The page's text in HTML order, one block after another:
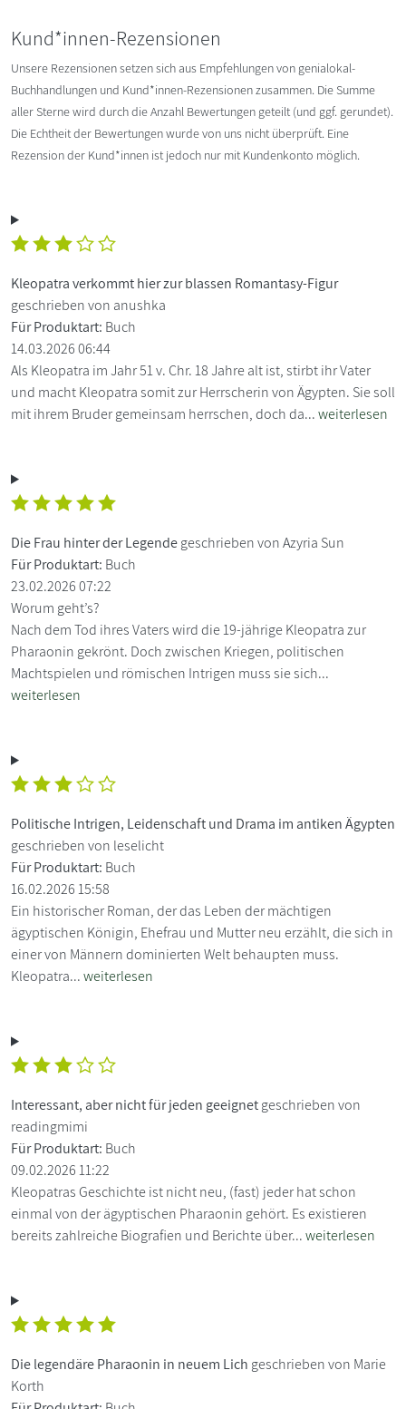
Kund*innen-Rezensionen
Unsere Rezensionen setzen sich aus Empfehlungen von genialokal-
Buchhandlungen und Kund*innen-Rezensionen zusammen. Die Summe
aller Sterne wird durch die Anzahl Bewertungen geteilt (und ggf. gerundet).
Die Echtheit der Bewertungen wurde von uns nicht überprüft. Eine
Rezension der Kund*innen ist jedoch nur mit Kundenkonto möglich.
Kleopatra verkommt hier zur blassen Romantasy-Figur
geschrieben von anushka
Für Produktart: Buch
14.03.2026 06:44
Als Kleopatra im Jahr 51 v. Chr. 18 Jahre alt ist, stirbt ihr Vater
und macht Kleopatra somit zur Herrscherin von Ägypten. Sie soll
mit ihrem Bruder gemeinsam herrschen, doch da...weiterlesen
Die Frau hinter der Legendegeschrieben von Azyria Sun
Für Produktart: Buch
23.02.2026 07:22
Worum geht’s?
Nach dem Tod ihres Vaters wird die 19-jährige Kleopatra zur
Pharaonin gekrönt. Doch zwischen Kriegen, politischen
Machtspielen und römischen Intrigen muss sie sich...
weiterlesen
Politische Intrigen, Leidenschaft und Drama im antiken Ägypten
geschrieben von leselicht
Für Produktart: Buch
16.02.2026 15:58
Ein historischer Roman, der das Leben der mächtigen
ägyptischen Königin, Ehefrau und Mutter neu erzählt, die sich in
einer von Männern dominierten Welt behaupten muss.
Kleopatra...weiterlesen
Interessant, aber nicht für jeden geeignetgeschrieben von
readingmimi
Für Produktart: Buch
09.02.2026 11:22
Kleopatras Geschichte ist nicht neu, (fast) jeder hat schon
einmal von der ägyptischen Pharaonin gehört. Es existieren
bereits zahlreiche Biografien und Berichte über...weiterlesen
Die legendäre Pharaonin in neuem Lich geschrieben von Marie
Korth